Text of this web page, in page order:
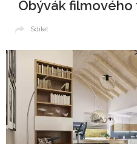
Obývák
Sdílet